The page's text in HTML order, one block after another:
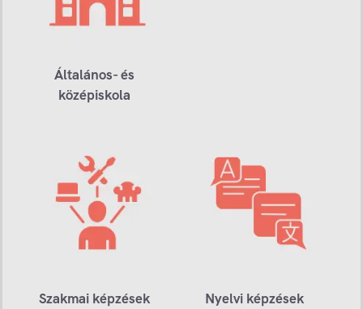
Általános- és
középiskola
Szakmai képzések Nyelvi képzések